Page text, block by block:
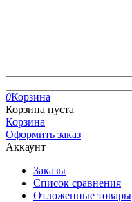
0Корзина
Корзина пуста
Корзина
Оформить заказ
Аккаунт
Заказы
Список сравнения
Отложенные товары